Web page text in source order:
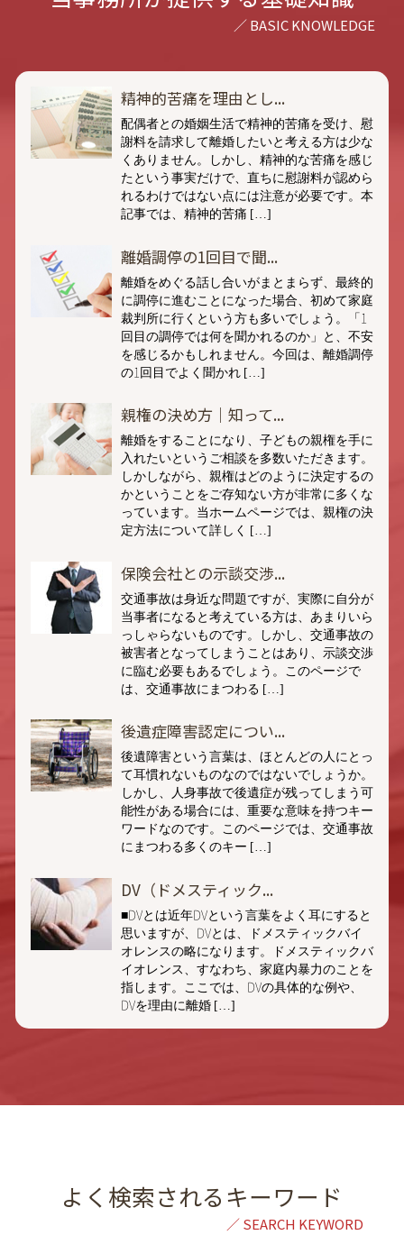
精神的苦痛を理由とし...
配偶者との婚姻生活で精神的苦痛を受け、慰
謝料を請求して離婚したいと考える方は少な
くありません。しかし、精神的な苦痛を感じ
たという事実だけで、直ちに慰謝料が認めら
れるわけではない点には注意が必要です。本
記事では、精神的苦痛 […]
離婚調停の1回目で聞...
離婚をめぐる話し合いがまとまらず、最終的
に調停に進むことになった場合、初めて家庭
裁判所に行くという方も多いでしょう。「1
回目の調停では何を聞かれるのか」と、不安
を感じるかもしれません。今回は、離婚調停
の1回目でよく聞かれ […]
親権の決め方｜知って...
離婚をすることになり、子どもの親権を手に
入れたいというご相談を多数いただきます。
しかしながら、親権はどのように決定するの
かということをご存知ない方が非常に多くな
っています。当ホームページでは、親権の決
定方法について詳しく […]
保険会社との示談交渉...
交通事故は身近な問題ですが、実際に自分が
当事者になると考えている方は、あまりいら
っしゃらないものです。しかし、交通事故の
被害者となってしまうことはあり、示談交渉
に臨む必要もあるでしょう。このページで
は、交通事故にまつわる […]
後遺症障害認定につい...
後遺障害という言葉は、ほとんどの人にとっ
て耳慣れないものなのではないでしょうか。
しかし、人身事故で後遺症が残ってしまう可
能性がある場合には、重要な意味を持つキー
ワードなのです。このページでは、交通事故
にまつわる多くのキー […]
DV（ドメスティック...
■DVとは近年DVという言葉をよく耳にすると
思いますが、DVとは、ドメスティックバイ
オレンスの略になります。ドメスティックバ
イオレンス、すなわち、家庭内暴力のことを
指します。ここでは、DVの具体的な例や、
DVを理由に離婚 […]
よく検索されるキーワード